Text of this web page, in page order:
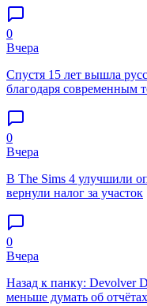
0
Вчера
Спустя 15 лет вышла
благодаря современным
0
Вчера
В The Sims 4 улучшили
вернули налог за участок
0
Вчера
Назад к панку: Devolver
меньше думать об